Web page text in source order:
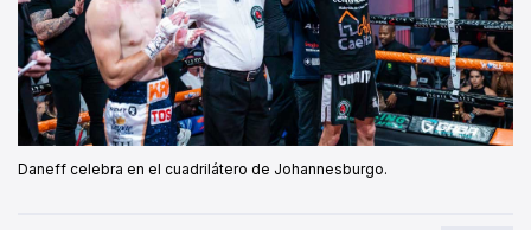
Daneff celebra en el cuadrilátero de Johannesburgo.